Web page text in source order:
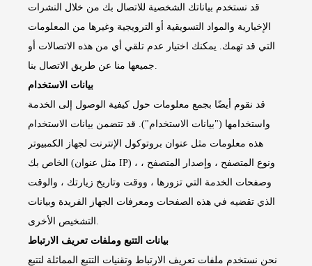
قد نستخدم بياناتك الشخصية للاتصال بك من خلال النشرات
الإخبارية والمواد التسويقية أو الترويجية وغيرها من المعلومات
التي قد تهمك. يمكنك اختيار عدم تلقي أي من هذه الاتصالات أو
جميعها منا عن طريق الاتصال بنا.
بيانات الاستخدام
قد نقوم أيضًا بجمع معلومات حول كيفية الوصول إلى الخدمة
واستخدامها ("بيانات الاستخدام"). قد تتضمن بيانات الاستخدام
هذه معلومات مثل عنوان بروتوكول الإنترنت لجهاز الكمبيوتر
الخاص بك (مثل عنوان IP) ، ونوع المتصفح ، وإصدار المتصفح ،
وصفحات الخدمة التي تزورها ، ووقت وتاريخ زيارتك ، والوقت
الذي تقضيه في هذه الصفحات ومعرفات الجهاز الفريدة وبيانات
التشخيص الأخرى.
بيانات التتبع وملفات تعريف الارتباط
نحن نستخدم ملفات تعريف الارتباط وتقنيات التتبع المماثلة لتتبع